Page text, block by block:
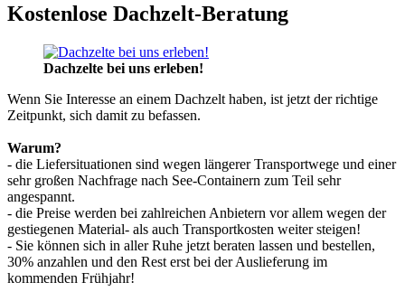
Kostenlose Dachzelt-Beratung
Dachzelte bei uns erleben!
Wenn Sie Interesse an einem Dachzelt haben, ist jetzt der richtige
Zeitpunkt, sich damit zu befassen.
Warum?
- die Liefersituationen sind wegen längerer Transportwege und einer
sehr großen Nachfrage nach See-Containern zum Teil sehr
angespannt.
- die Preise werden bei zahlreichen Anbietern vor allem wegen der
gestiegenen Material- als auch Transportkosten weiter steigen!
- Sie können sich in aller Ruhe jetzt beraten lassen und bestellen,
30% anzahlen und den Rest erst bei der Auslieferung im
kommenden Frühjahr!